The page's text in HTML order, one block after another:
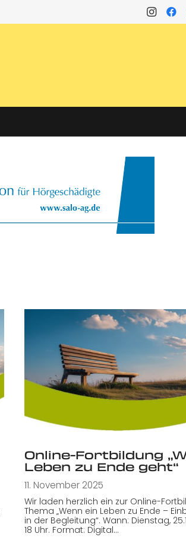
Online-Fortbildung
Leben zu Ende geht“
11. November 2025
Wir laden herzlich ein zur Online-
Thema „Wenn ein Leben zu Ende –
in der Begleitung“. Wann: Dienstag,
18 Uhr. Format: Digital…